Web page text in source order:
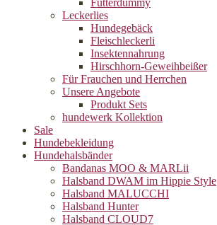
Futterdummy
Leckerlies
Hundegebäck
Fleischleckerli
Insektennahrung
Hirschhorn-Geweihbeißer
Für Frauchen und Herrchen
Unsere Angebote
Produkt Sets
hundewerk Kollektion
Sale
Hundebekleidung
Hundehalsbänder
Bandanas MOO & MARLii
Halsband DWAM im Hippie Style
Halsband MALUCCHI
Halsband Hunter
Halsband CLOUD7